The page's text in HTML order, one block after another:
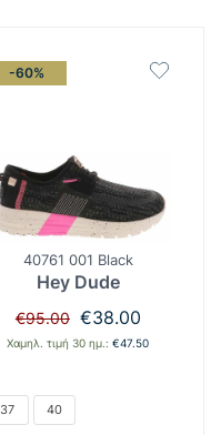
-60%
40761 001 Black
Hey Dude
€95.00 Original
price
was:
€38.00Η
τρέχουσα
Χαμηλ. τιμή 30 ημ.:€47.50
37 40